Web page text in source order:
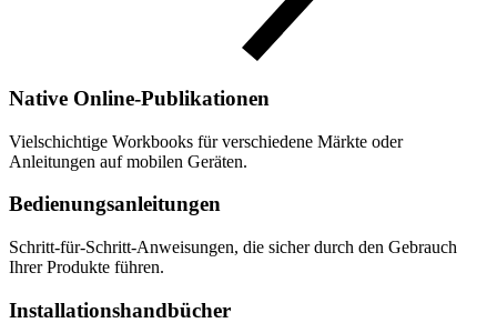
Native Online-Publikationen
Vielschichtige Workbooks für verschiedene Märkte oder
Anleitungen auf mobilen Geräten.
Bedienungsanleitungen
Schritt-für-Schritt-Anweisungen, die sicher durch den Gebrauch
Ihrer Produkte führen.
Installations­hand­bücher